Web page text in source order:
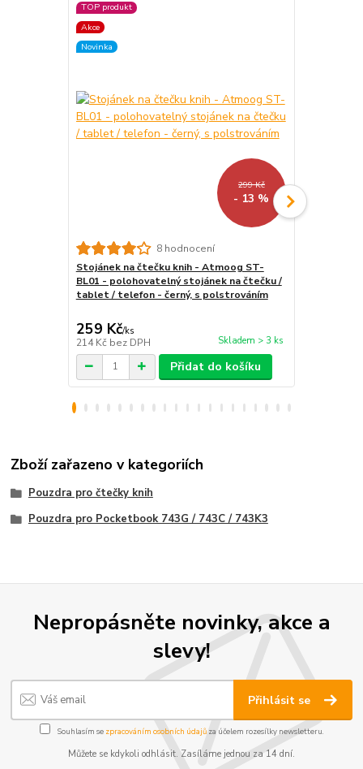
TOP produkt
Akce
Novinka
299 Kč
- 13 %
8 hodnocení
Stojánek na čtečku knih - Atmoog ST-
BL01 - polohovatelný stojánek na čtečku /
tablet / telefon - černý, s polstrováním
259 Kč/ks
214 Kč bez DPH Skladem > 3 ks
Přidat do košíku
Zboží zařazeno v kategoriích
Pouzdra pro čtečky knih
Pouzdra pro Pocketbook 743G / 743C / 743K3
Nepropásněte novinky, akce a
slevy!
Přihlásit se
Souhlasím se zpracováním osobních údajůza účelem rozesílky newsletteru.
Můžete se kdykoli odhlásit. Zasíláme jednou za 14 dní.